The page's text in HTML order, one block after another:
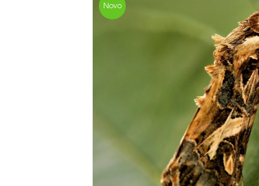
Novo